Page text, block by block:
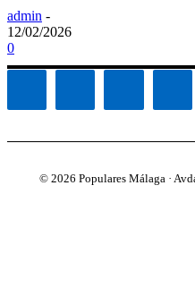
admin -
12/02/2026
0
© 2026 Populares Málaga ·